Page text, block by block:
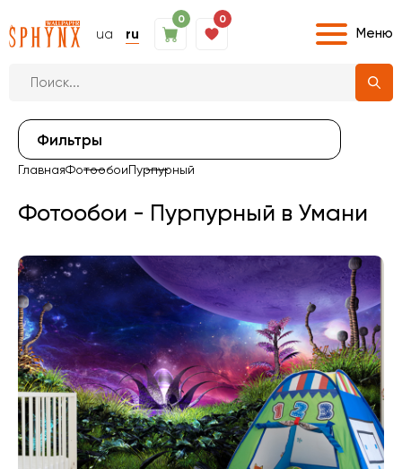
ua ru
0 0
Меню
Фильтры
ГлавнаяФотообоиПурпурный
Фотообои - Пурпурный в Умани